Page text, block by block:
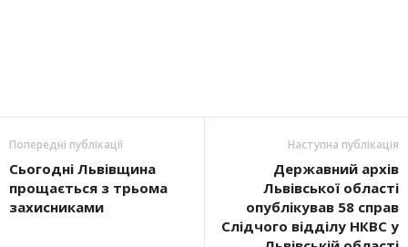
Попередні публікації
Сьогодні Львівщина
прощається з трьома
захисниками
Наступна публікація
Державний архів
Львівської області
опублікував 58 справ
Слідчого відділу НКВС у